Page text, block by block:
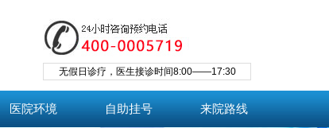
无假日诊疗，医生接诊时间8:00——17:30
医院环境 自助挂号 来院路线